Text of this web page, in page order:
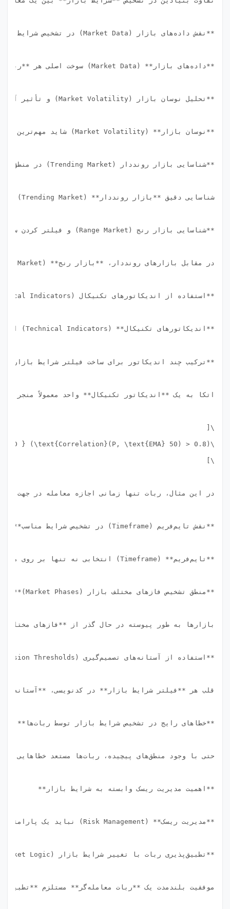
**اندیکاتورهای تکنیکال** (Technical Indicators) ابزارهای اصلی هستند که منطق تشخیص **شرایط بازار** را به صورت ریاضیاتی و قابل اجرا در کد پیاده‌سازی می‌کنند. این اندیکاتورها به دو دسته کلی تقسیم می‌شوند: اندیکاتورهای **روند** (Trend Indicators) و اندیکاتورهای **نوسان/مومنتوم** (